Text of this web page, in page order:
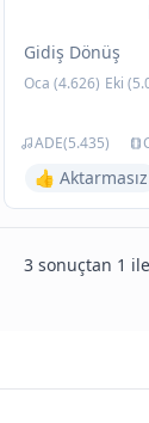
Gidiş Dönüş
Oca (4.626) Eki
ADE(5.435)
👍 Aktarmasız
3 sonuçtan 1